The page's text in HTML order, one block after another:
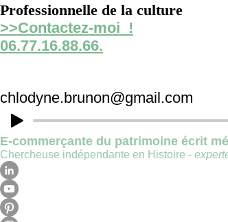
Professionnelle de la culture
>>Contactez-moi !
06.77.16.88.66.
chlodyne.brunon@gmail.com
E-commerçante du patrimoine écrit
Chercheuse indépendante en Histoire -